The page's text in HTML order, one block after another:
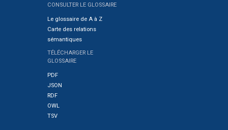
CONSULTER LE GLOSSAIRE
Le glossaire de A à Z
Carte des relations
sémantiques
TÉLÉCHARGER LE
GLOSSAIRE
PDF
JSON
RDF
OWL
TSV